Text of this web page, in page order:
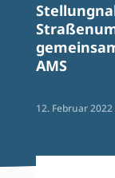
AMS
12. Februar 2022